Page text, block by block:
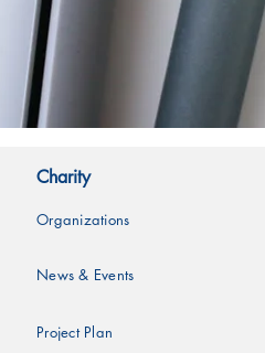
Charity
Organizations
News & Events
Project Plan